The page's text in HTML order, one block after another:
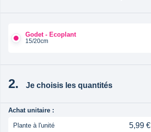
Godet - Ecoplant
15/20cm
Je choisis les quantités
Achat unitaire :
Plante à l'unité
5,99 €